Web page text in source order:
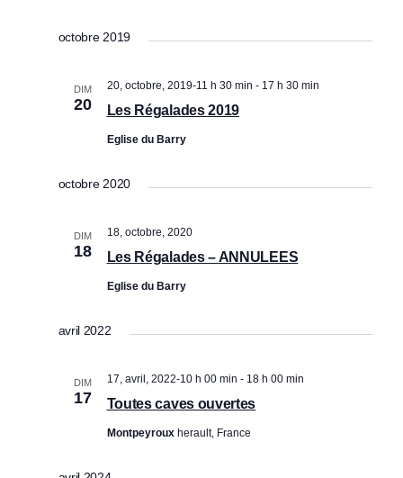
octobre 2019
DIM
20 Les Régalades 2019
20, octobre, 2019-11 h 30 min - 17 h 30 min
Eglise du Barry
octobre 2020
DIM
18 Les Régalades – ANNULEES
18, octobre, 2020
Eglise du Barry
avril 2022
DIM
17 Toutes caves ouvertes
17, avril, 2022-10 h 00 min - 18 h 00 min
Montpeyroux herault, France